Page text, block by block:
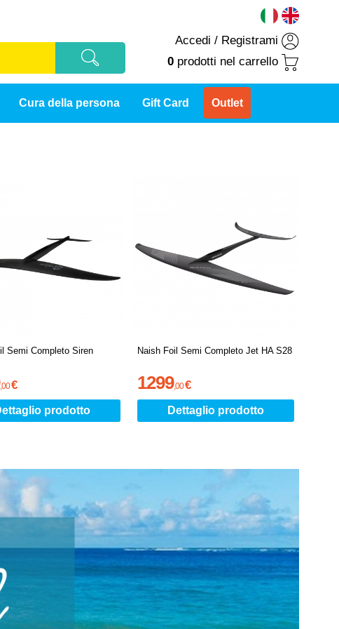
Accedi / Registrami
0 prodotti nel carrello
Cura della persona Gift Card Outlet
Semi Completo Siren
,00€
prodotto
Naish Foil Semi Completo Jet HA S28
1299,00€
Dettaglio prodotto